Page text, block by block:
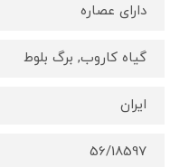
دارای عصاره
گیاه کاروب, برگ بلوط
ایران
56/18597